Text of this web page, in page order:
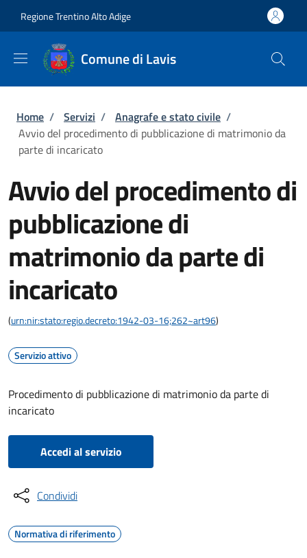
Regione Trentino Alto Adige
Comune di Lavis
Briciole di pane
Home / Servizi / Anagrafe e stato civile /
Avvio del procedimento di pubblicazione di matrimonio da
parte di incaricato
Avvio del procedimento di
pubblicazione di
matrimonio da parte di
incaricato
(urn:nir:stato:regio.decreto:1942-03-16;262~art96)
Servizio attivo
Procedimento di pubblicazione di matrimonio da parte di
incaricato
Accedi al servizio
Condividi
Normativa di riferimento